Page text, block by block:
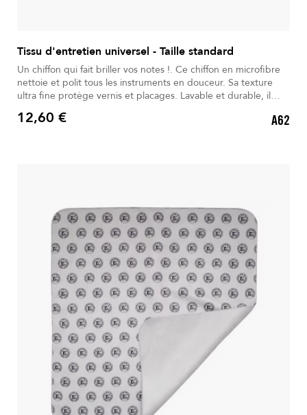
Tissu d'entretien universel - Taille standard
Un chiffon qui fait briller vos notes !. Ce chiffon en microfibre
nettoie et polit tous les instruments en douceur. Sa texture
ultra fine protège vernis et placages. Lavable et durable, il
convient aussi aux surfaces délicates. Un accessoire
Prix
12,60 € A62